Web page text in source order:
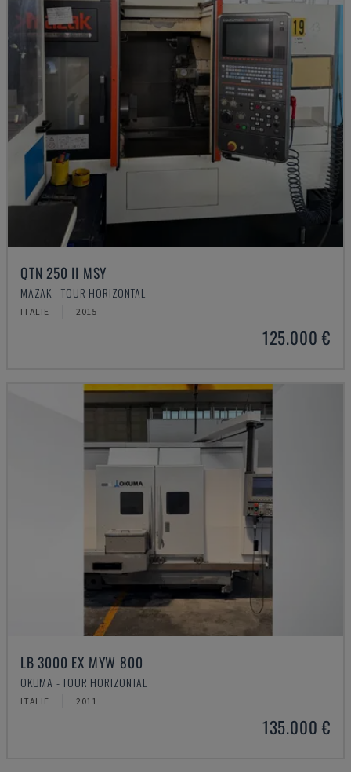
QTN 250 II MSY
MAZAK - TOUR HORIZONTAL
ITALIE 2015
125.000 €
LB 3000 EX MYW 800
OKUMA - TOUR HORIZONTAL
ITALIE 2011
135.000 €